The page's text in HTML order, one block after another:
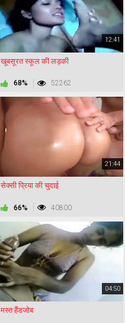
12:41
खूबसूरत स्कूल की लड़की
68% 52262
21:44
सेक्सी प्रिया की चुदाई
66% 40800
04:50
मस्त हैंडजोब